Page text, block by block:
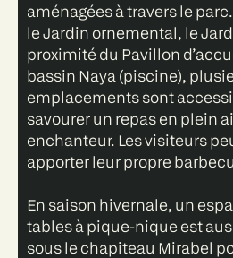
aménagées à travers le
le Jardin ornemental, le
proximité du Pavillon
bassin Naya (piscine),
emplacements sont
savourer un repas en plein
enchanteur. Les visiteurs
apporter leur propre
En saison hivernale, un
tables à pique-nique est
sous le chapiteau Mirabel